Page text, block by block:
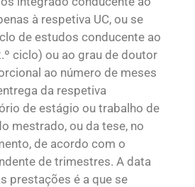
à respetiva UC, ou se
de estudos conducente ao
ciclo) ou ao grau de doutor
ao número de meses
da respetiva
de estágio ou trabalho de
mestrado, ou da tese, no
de acordo com o
de trimestres. A data
prestações é a que se